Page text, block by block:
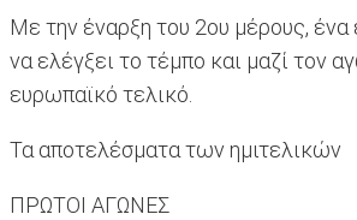
Με την έναρξη του 2ου μέρους,
να ελέγξει το τέμπο και μαζί τον
ευρωπαϊκό τελικό.
Τα αποτελέσματα των ημιτελικών
ΠΡΩΤΟΙ ΑΓΩΝΕΣ